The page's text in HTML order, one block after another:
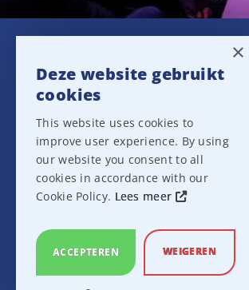
Navigatie
Het team
Support
Sitemap
Cookie Settings
×
Deze website gebruikt
cookies
This website uses cookies to
improve user experience. By using
our website you consent to all
cookies in accordance with our
Cookie Policy. Lees meer
ACCEPTEREN WEIGEREN